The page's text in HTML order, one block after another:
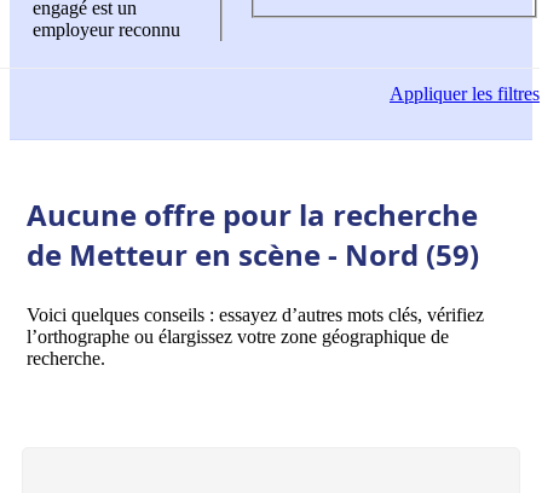
engagé est un
employeur reconnu
Appliquerles filtres
Aucune offre pour la recherche
de Metteur en scène - Nord (59)
Voici quelques conseils : essayez d’autres mots clés, vérifiez
l’orthographe ou élargissez votre zone géographique de
recherche.